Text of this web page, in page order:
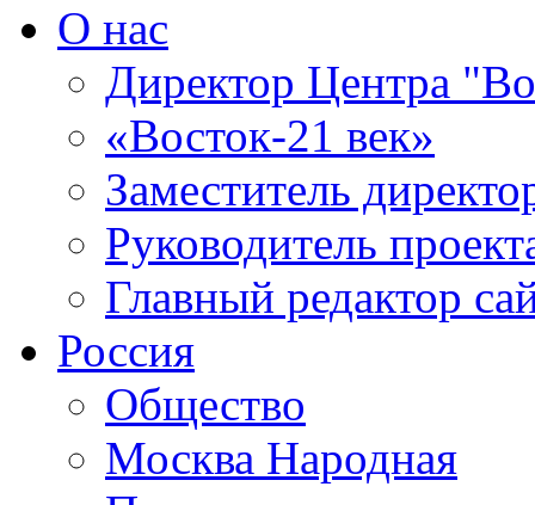
О нас
Директор Центра
«Восток-21 век»
Заместитель
Руководитель
Главный редактор
Россия
Общество
Москва Народная